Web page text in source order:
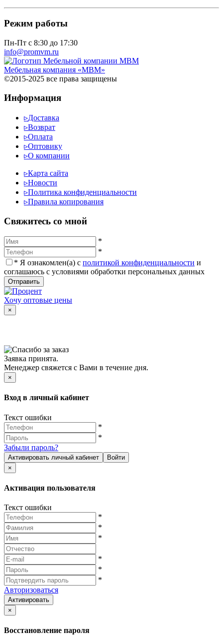
Режим работы
Пн-Пт с 8:30 до 17:30
info@promvm.ru
Мебельная компания «МВМ»
©2015-2025 все права защищены
Информация
▹Доставка
▹Возврат
▹Оплата
▹Оптовику
▹О компании
▹Карта сайта
▹Новости
▹Политика конфиденциальности
▹Правила копирования
Cвяжитесь со мной
*
*
* Я ознакомлен(а) с политикой конфиденциальности и
соглашаюсь с условиями обработки персональных данных
Отправить
Хочу оптовые цены
×
Заявка принята.
Менеджер свяжется с Вами в течение дня.
×
Вход в личный кабинет
Текст ошибки
*
*
Забыли пароль?
Активировать личный кабинет
Войти
×
Активация пользователя
Текст ошибки
*
*
*
*
*
*
Авторизоваться
Активировать
×
Восстановление пароля